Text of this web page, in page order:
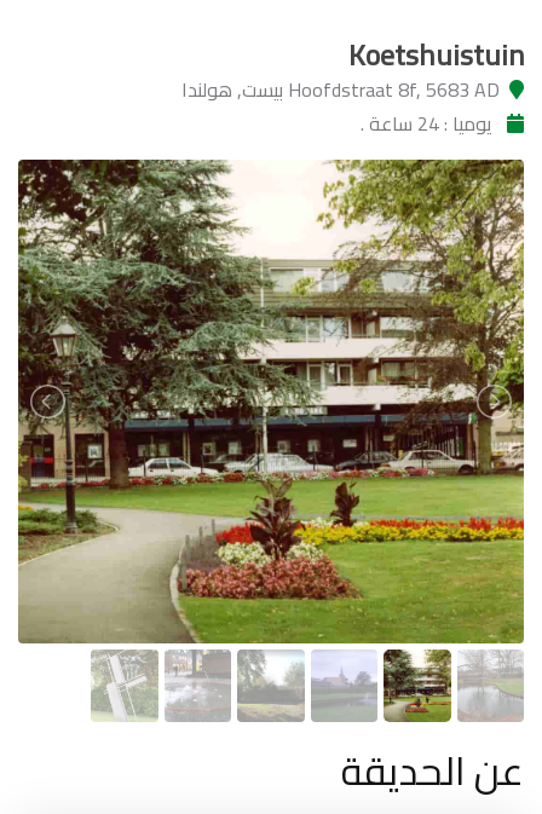
Koetshuistuin
Hoofdstraat 8f, 5683 AD بيست, هولندا
يوميا : 24 ساعة .
عن الحديقة